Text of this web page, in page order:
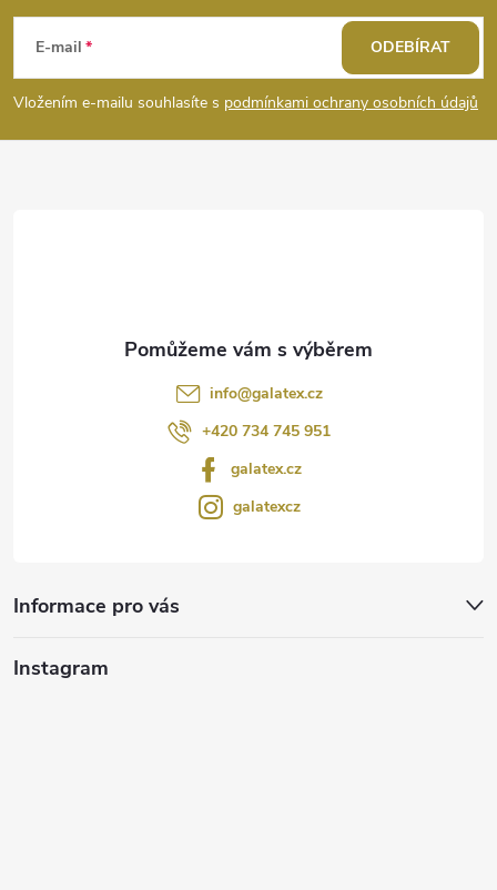
p
a
E-mail
Vložením e-mailu souhlasíte s podmínkami ochrany osobních údajů
ODEBÍRAT
info@galatex.cz
+420 734 745 951
galatex.cz
galatexcz
Informace pro vás
Instagram